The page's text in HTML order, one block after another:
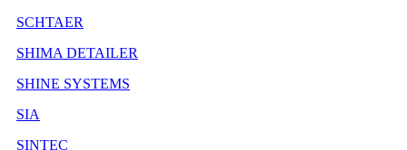
SCHTAER
SHIMA DETAILER
SHINE SYSTEMS
SIA
SINTEC